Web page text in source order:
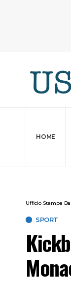
HOME
Ufficio Stampa
SPORT